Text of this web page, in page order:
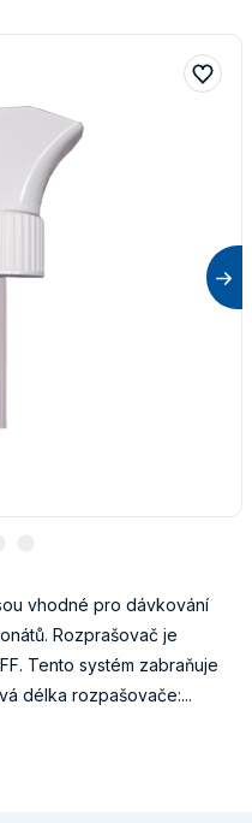
vhodné pro dávkování
Rozprašovač je
Tento systém zabraňuje
délka rozpašovače:...